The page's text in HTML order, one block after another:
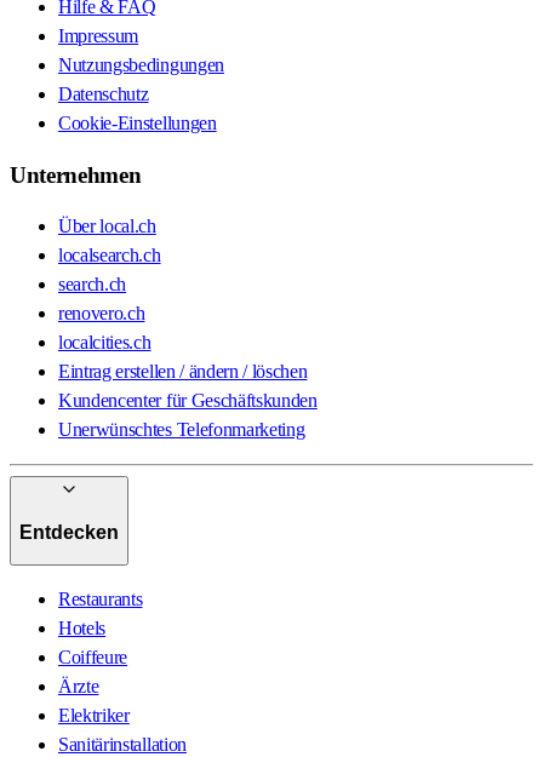
Hilfe & FAQ
Impressum
Nutzungsbedingungen
Datenschutz
Cookie-Einstellungen
Unternehmen
Über local.ch
localsearch.ch
search.ch
renovero.ch
localcities.ch
Eintrag erstellen / ändern / löschen
Kundencenter für Geschäftskunden
Unerwünschtes Telefonmarketing
Entdecken
Restaurants
Hotels
Coiffeure
Ärzte
Elektriker
Sanitärinstallation